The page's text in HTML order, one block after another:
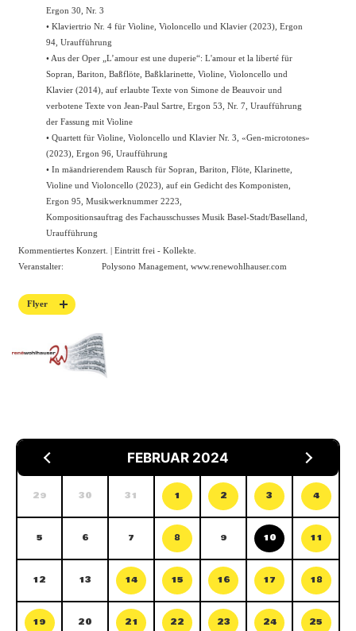
Ergon 30, Nr. 3
• Klaviertrio Nr. 4 für Violine, Violoncello und Klavier (2023), Ergon
94, Uraufführung
• Aus der Oper „L’amour est une duperie“: L'amour et la liberté für
Sopran, Bariton, Baßflöte, Baßklarinette, Violine, Violoncello und
Klavier (2014), auf erlaubte Texte von Simone de Beauvoir und
verbotene Texte von Jean-Paul Sartre, Ergon 53, Nr. 7, Uraufführung
der Fassung mit Violine
• Quartett für Violine, Violoncello und Klavier Nr. 3, «Gen-microtones»
(2023), Ergon 96, Uraufführung
• In mäandrierendem Rausch für Sopran, Bariton, Flöte, Klarinette,
Violine und Violoncello (2023), auf ein Gedicht des Komponisten,
Ergon 95, Musikwerknummer 2223,
Kompositionsauftrag des Fachausschusses Musik Basel-Stadt/Baselland,
Uraufführung
Kommentiertes Konzert. | Eintritt frei - Kollekte.
Veranstalter:
Polysono Management, www.renewohlhauser.com
Flyer
FEBRUAR 2024
29 30 31 1 2 3 4
5 6 7 8 9 10 11
12 13 14 15 16 17 18
19 20 21 22 23 24 25